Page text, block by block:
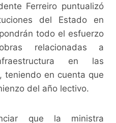
Ferreiro puntualizó
del Estado en
todo el esfuerzo
relacionadas a
en las
teniendo en cuenta que
del año lectivo.
que la ministra